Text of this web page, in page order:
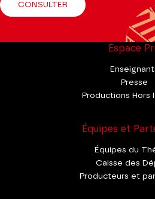
CONSULTER
Espace
Presse
Productions Hors
Équipes et
Équipes du
Caisse des
Producteurs et